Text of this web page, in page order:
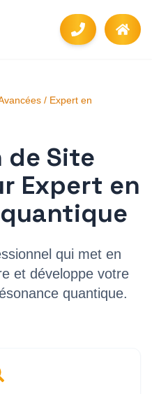
/ Expert en
de Site
Expert en
qui met en
et développe votre
quantique.